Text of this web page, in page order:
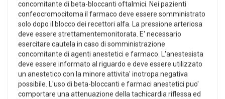
concomitante di beta-bloccanti oftalmici. Nei pazienti
confeocromocitoma il farmaco deve essere somministrato
solo dopo il blocco dei recettori alfa. La pressione arteriosa
deve essere strettamentemonitorata. E' necessario
esercitare cautela in caso di somministrazione
concomitante di agenti anestetici e farmaco. L'anestesista
deve essere informato al riguardo e deve essere utilizzato
un anestetico con la minore attivita' inotropa negativa
possibile. L'uso di beta-bloccanti e farmaci anestetici puo'
comportare una attenuazione della tachicardia riflessa ed